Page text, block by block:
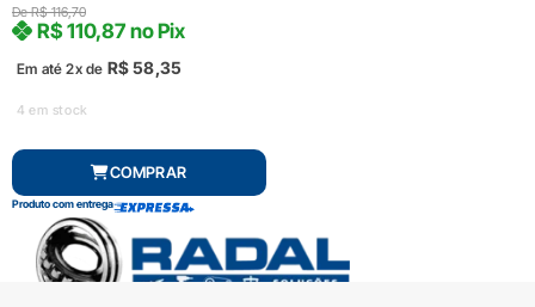
DeR$116,70
Em até 2x de R$58,35
R$110,87 no Pix
4 em stock
COMPRAR
Produto com entrega